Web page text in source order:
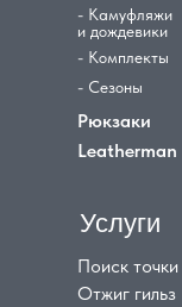
- Камуфляжи
и дождевики
- Комплекты
- Сезоны
Рюкзаки
Leatherman
Поиск
Услуги
Отжиг гильз